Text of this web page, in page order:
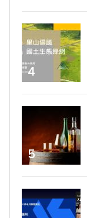
4
5